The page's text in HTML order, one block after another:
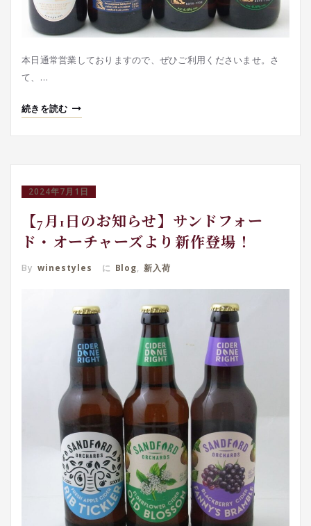
本日通常営業しておりますので、ぜひご利用くださいませ。さ
て、…
続きを読む
2024年7月1日
【7月1日のお知らせ】サンドフォー
ド・オーチャーズより新作登場！
By winestyles に Blog, 新入荷